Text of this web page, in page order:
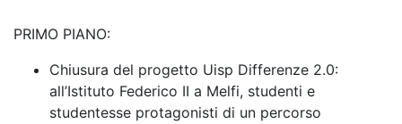
PRIMO PIANO:
Chiusura del progetto Uisp Differenze 2.0:
all’Istituto Federico II a Melfi, studenti e
studentesse protagonisti di un percorso